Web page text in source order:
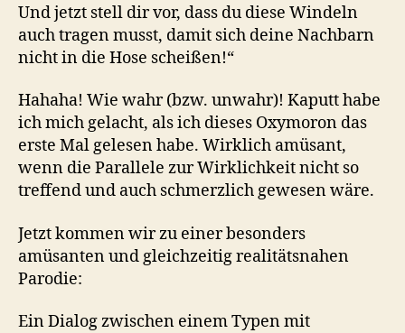
Und jetzt stell dir vor, dass du diese Windeln
auch tragen musst, damit sich deine Nachbarn
nicht in die Hose scheißen!“
Hahaha! Wie wahr (bzw. unwahr)! Kaputt habe
ich mich gelacht, als ich dieses Oxymoron das
erste Mal gelesen habe. Wirklich amüsant,
wenn die Parallele zur Wirklichkeit nicht so
treffend und auch schmerzlich gewesen wäre.
Jetzt kommen wir zu einer besonders
amüsanten und gleichzeitig realitätsnahen
Parodie:
Ein Dialog zwischen einem Typen mit